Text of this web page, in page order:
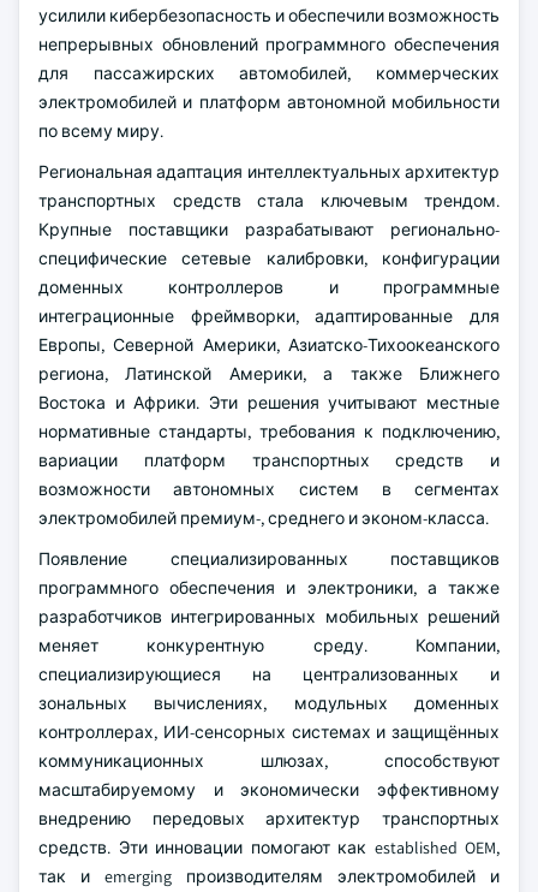
усилили кибербезопасность и обеспечили возможность
непрерывных обновлений программного обеспечения
для пассажирских автомобилей, коммерческих
электромобилей и платформ автономной мобильности
по всему миру.
Региональная адаптация интеллектуальных архитектур
транспортных средств стала ключевым трендом.
Крупные поставщики разрабатывают регионально-
специфические сетевые калибровки, конфигурации
доменных контроллеров и программные
интеграционные фреймворки, адаптированные для
Европы, Северной Америки, Азиатско-Тихоокеанского
региона, Латинской Америки, а также Ближнего
Востока и Африки. Эти решения учитывают местные
нормативные стандарты, требования к подключению,
вариации платформ транспортных средств и
возможности автономных систем в сегментах
электромобилей премиум-, среднего и эконом-класса.
Появление специализированных поставщиков
программного обеспечения и электроники, а также
разработчиков интегрированных мобильных решений
меняет конкурентную среду. Компании,
специализирующиеся на централизованных и
зональных вычислениях, модульных доменных
контроллерах, ИИ-сенсорных системах и защищённых
коммуникационных шлюзах, способствуют
масштабируемому и экономически эффективному
внедрению передовых архитектур транспортных
средств. Эти инновации помогают как established OEM,
так и emerging производителям электромобилей и